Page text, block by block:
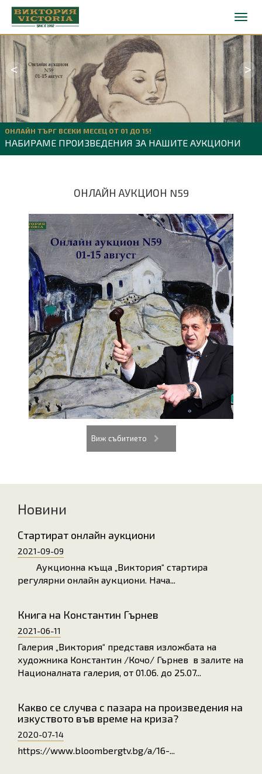
< >
ОНЛАЙН ТЪРГ ВСЕКИ МЕСЕЦ ОТ 01 ДО 15!
НАБИРАМЕ ПРОИЗВЕДЕНИЯ ЗА НАШИТЕ АУКЦИОНИ
ОНЛАЙН АУКЦИОН N59
Виж събитието
Новини
Стартират онлайн аукциони
2021-09-09
Аукционна къща „Виктория“ стартира
регулярни онлайн аукциони. Нача...
Книга на Константин Гърнев
2021-06-11
Галерия „Виктория“ представя изложбата на
художника Константин /Кочо/ Гърнев в залите на
Националната галерия, от 01.06. до 25.07...
Какво се случва с пазара на произведения на
изкуството във време на криза?
2020-07-14
https://www.bloombergtv.bg/a/16-...